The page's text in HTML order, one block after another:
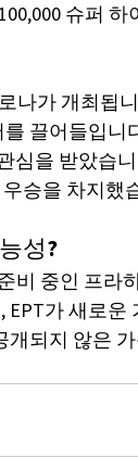
슈퍼
나가 개최됩
끌어들입니
심을 받았습
승을 차지했
성?
비 중인 프라
가 새로운
되지 않은